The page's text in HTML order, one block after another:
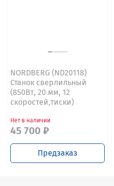
NORDBERG (ND20118)
Станок сверлильный
(850Вт, 20 мм, 12
скоростей,тиски)
Нет в наличии
45 700 ₽
Предзаказ